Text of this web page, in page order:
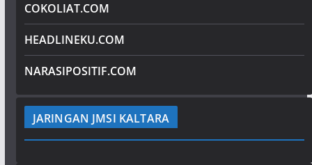
COKOLIAT.COM
HEADLINEKU.COM
NARASIPOSITIF.COM
JARINGAN JMSI KALTARA